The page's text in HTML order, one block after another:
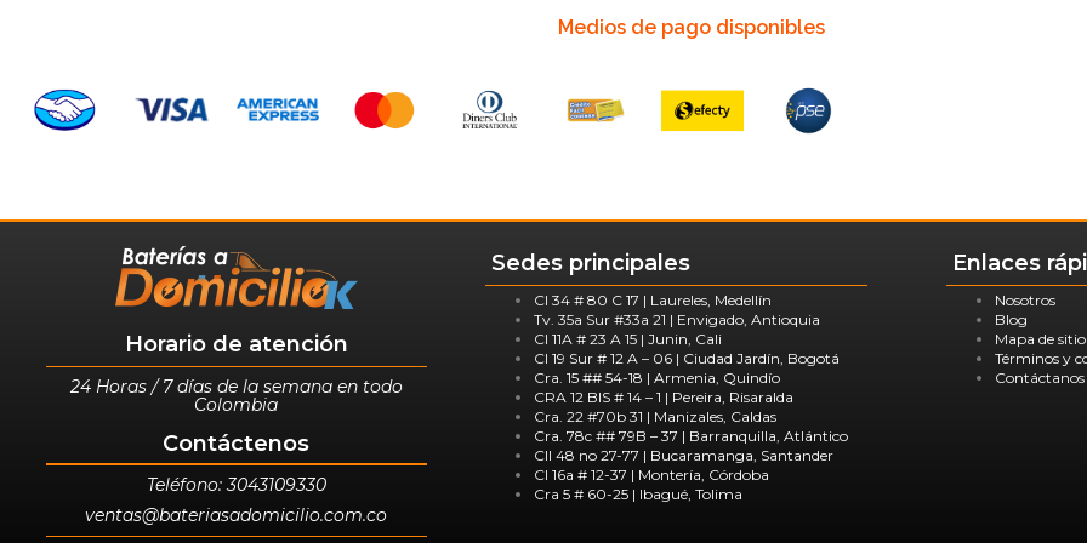
Medios de pago disponibles
Horario de atención
24 Horas / 7 días de la semana en todo
Colombia
Contáctenos
Teléfono: 3043109330
ventas@bateriasadomicilio.com.co
Sedes principales
Cl 34 # 80 C 17 | Laureles, Medellín
Tv. 35a Sur #33a 21 | Envigado, Antioquia
Cl 11A # 23 A 15 | Junin, Cali
Cl 19 Sur # 12 A – 06 | Ciudad Jardín, Bogotá
Cra. 15 ## 54-18 | Armenia, Quindío
CRA 12 BIS # 14 – 1 | Pereira, Risaralda
Cra. 22 #70b 31 | Manizales, Caldas
Cra. 78c ## 79B – 37 | Barranquilla, Atlántico
Cll 48 no 27-77 | Bucaramanga, Santander
Cl 16a # 12-37 | Montería, Córdoba
Cra 5 # 60-25 | Ibagué, Tolima
Enlaces
Nosotros
Blog
Mapa de sitio
Términos y
Contáctanos